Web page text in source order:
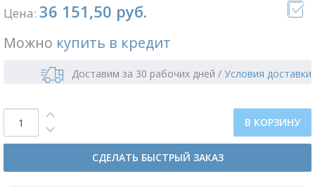
Цена: 36 151,50 руб.
Можно купить в кредит
Доставим за 30 рабочих дней / Условия доставки
В КОРЗИНУ
СДЕЛАТЬ БЫСТРЫЙ ЗАКАЗ